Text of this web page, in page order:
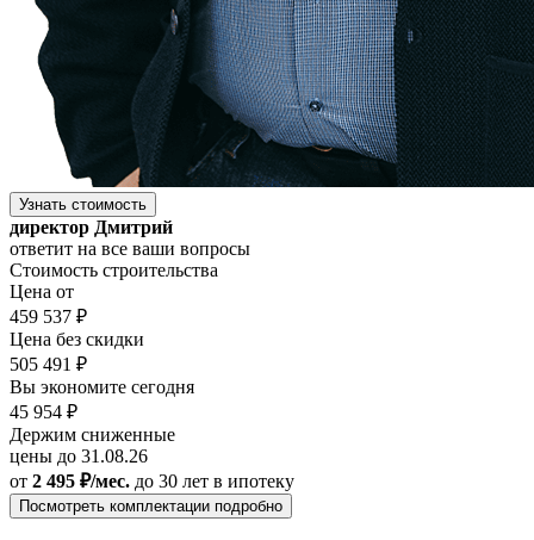
Узнать стоимость
директор Дмитрий
ответит на все ваши вопросы
Стоимость строительства
Цена от
459 537 ₽
Цена без скидки
505 491 ₽
Вы экономите сегодня
45 954 ₽
Держим сниженные
цены до 31.08.26
от 2 495 ₽/мес. до 30 лет в ипотеку
Посмотреть комплектации подробно